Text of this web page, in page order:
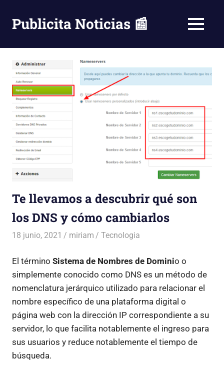
contenido
Publicita Noticias 📰 MENÚ
Te llevamos a descubrir qué son
los DNS y cómo cambiarlos
18 junio, 2021 miriam Tecnologia
El término Sistema de Nombres de Dominio o
simplemente conocido como DNS es un método de
nomenclatura jerárquico utilizado para relacionar el
nombre específico de una plataforma digital o
página web con la dirección IP correspondiente a su
servidor, lo que facilita notablemente el ingreso para
sus usuarios y reduce notablemente el tiempo de
búsqueda.